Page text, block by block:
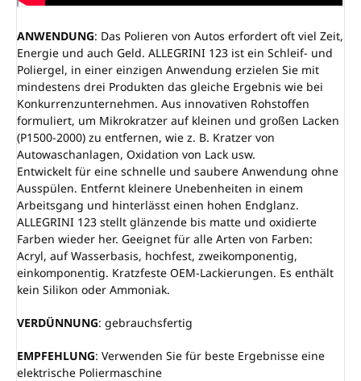
ANWENDUNG: Das Polieren von Autos erfordert oft viel Zeit,
Energie und auch Geld. ALLEGRINI 123 ist ein Schleif- und
Poliergel, in einer einzigen Anwendung erzielen Sie mit
mindestens drei Produkten das gleiche Ergebnis wie bei
Konkurrenzunternehmen. Aus innovativen Rohstoffen
formuliert, um Mikrokratzer auf kleinen und großen Lacken
(P1500-2000) zu entfernen, wie z. B. Kratzer von
Autowaschanlagen, Oxidation von Lack usw.
Entwickelt für eine schnelle und saubere Anwendung ohne
Ausspülen. Entfernt kleinere Unebenheiten in einem
Arbeitsgang und hinterlässt einen hohen Endglanz.
ALLEGRINI 123 stellt glänzende bis matte und oxidierte
Farben wieder her. Geeignet für alle Arten von Farben:
Acryl, auf Wasserbasis, hochfest, zweikomponentig,
einkomponentig. Kratzfeste OEM-Lackierungen. Es enthält
kein Silikon oder Ammoniak.
VERDÜNNUNG: gebrauchsfertig
EMPFEHLUNG: Verwenden Sie für beste Ergebnisse eine
elektrische Poliermaschine